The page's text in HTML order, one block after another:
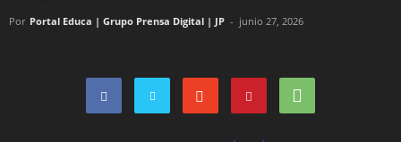
Por Portal Educa | Grupo Prensa Digital | JP - junio 27, 2026